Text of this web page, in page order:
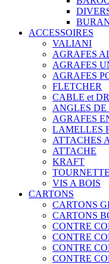
ACCESSOIRES
VALIANI
AGRAFES
AGRAFES
AGRAFES
FLETCHER
CABLE et
ANGLES DE
AGRAFES
LAMELLES
ATTACHES
ATTACHE
KRAFT
VIS A BOIS
CARTONS
CARTONS
CARTONS
CONTRE
CONTRE
CONTRE
CONTRE